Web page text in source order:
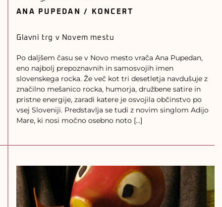
ANA PUPEDAN / KONCERT
Glavni trg v Novem mestu
Po daljšem času se v Novo mesto vrača Ana Pupedan,
eno najbolj prepoznavnih in samosvojih imen
slovenskega rocka. Že več kot tri desetletja navdušuje z
značilno mešanico rocka, humorja, družbene satire in
pristne energije, zaradi katere je osvojila občinstvo po
vsej Sloveniji. Predstavlja se tudi z novim singlom Adijo
Mare, ki nosi močno osebno noto […]